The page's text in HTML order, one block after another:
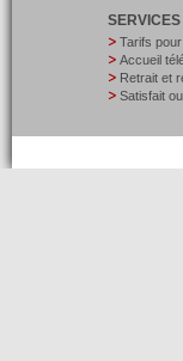
SERVICES
Tarifs
Accueil
Retrait et
Satisfait